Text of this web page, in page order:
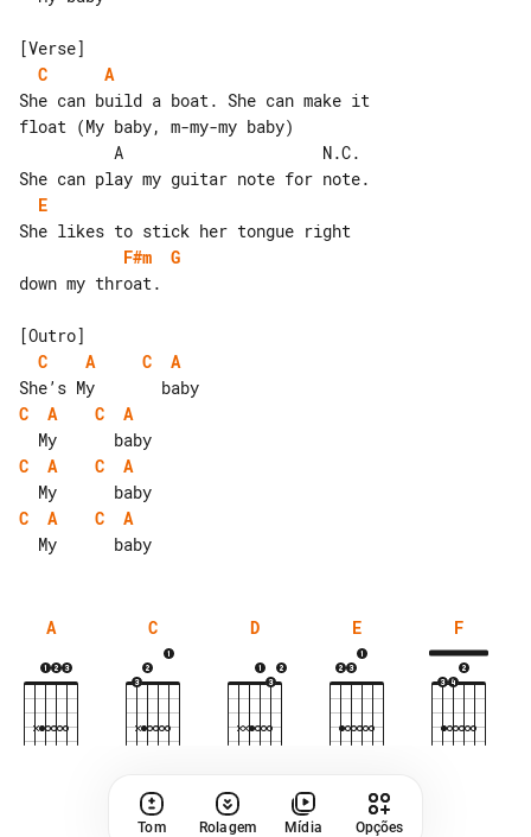
C
A
She can build a boat. She can make it
float (My baby, m-my-my baby)
E
F#m
G
down my throat.
C
A C
A
C
A C
A
C
A C
A
C
A C
A
A C D E F
Tom Rolagem Mídia Opções